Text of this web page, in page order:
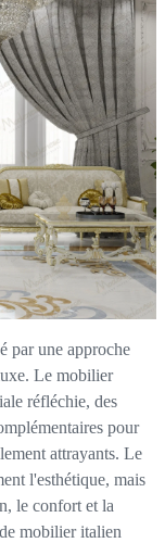
par une approche
Le mobilier
réfléchie, des
pour
attrayants. Le
l'esthétique, mais
le confort et la
mobilier italien